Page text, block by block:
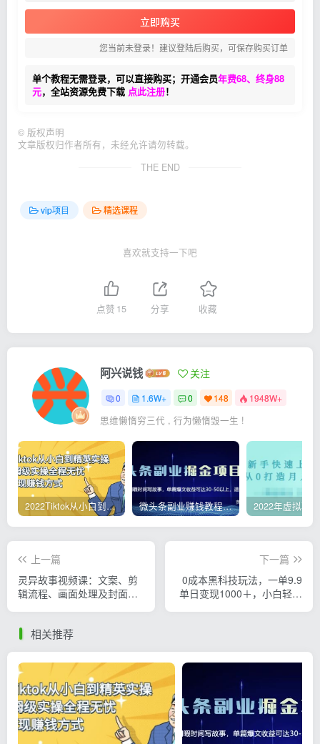
立即购买
您当前未登录！建议登陆后购买，可保存购买订单
单个教程无需登录，可以直接购买；开通会员年费68、终身88
元，全站资源免费下载 点此注册！
© 版权声明
文章版权归作者所有，未经允许请勿转载。
THE END
vip项目 精选课程
喜欢就支持一下吧
点赞 15 分享 收藏
阿兴说钱 关注
0 1.6W+ 0 148 1948W+
思维懒惰穷三代 , 行为懒惰毁一生 !
2022Tiktok从小白到精英实操，0-1保姆级实操全程无忧，多种变现赚钱方式 微头条副业赚钱教程，项目单号单天做到50-100+收益
上一篇
灵异故事视频课：文案、剪
辑流程、画面处理及封面制
下一篇
0成本黑科技玩法，一单9.9
单日变现1000＋，小白轻松
相关推荐